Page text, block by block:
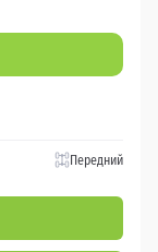
Передний